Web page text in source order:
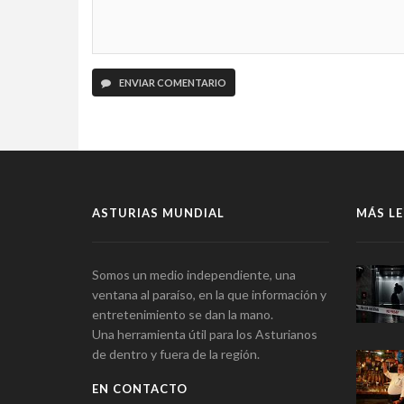
ENVIAR COMENTARIO
ASTURIAS MUNDIAL
Somos un medio independiente, una
ventana al paraíso, en la que información y
entretenimiento se dan la mano.
Una herramienta útil para los Asturianos
de dentro y fuera de la región.
EN CONTACTO
MÁS